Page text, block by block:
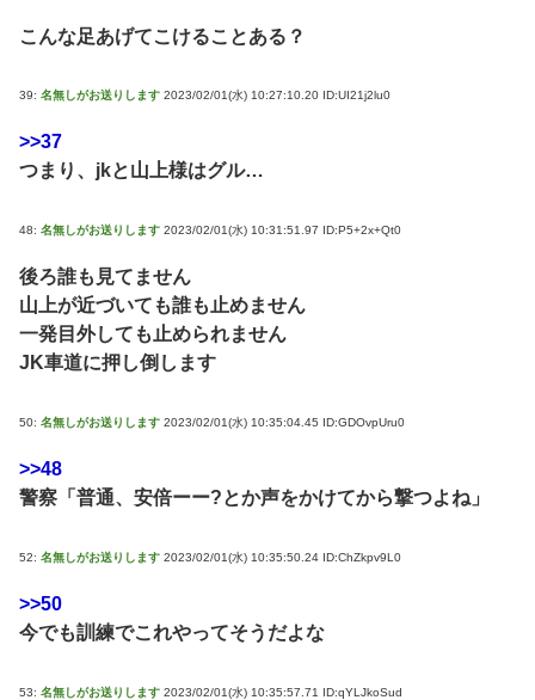
こんな足あげてこけることある？
39: 名無しがお送りします 2023/02/01(水) 10:27:10.20 ID:UI21j2lu0
>>37
つまり、jkと山上様はグル…
48: 名無しがお送りします 2023/02/01(水) 10:31:51.97 ID:P5+2x+Qt0
後ろ誰も見てません
山上が近づいても誰も止めません
一発目外しても止められません
JK車道に押し倒します
50: 名無しがお送りします 2023/02/01(水) 10:35:04.45 ID:GDOvpUru0
>>48
警察「普通、安倍ーー?とか声をかけてから撃つよね」
52: 名無しがお送りします 2023/02/01(水) 10:35:50.24 ID:ChZkpv9L0
>>50
今でも訓練でこれやってそうだよな
53: 名無しがお送りします 2023/02/01(水) 10:35:57.71 ID:qYLJkoSud